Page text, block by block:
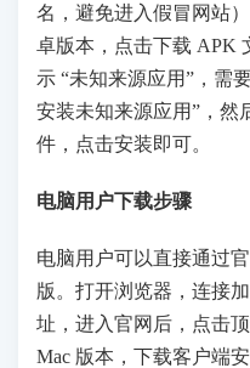
名，避免进入假冒网站
卓版本，点击下载 APK
示 “未知来源应用”，需
安装未知来源应用”，然
件，点击安装即可。
电脑用户下载步骤
电脑用户可以直接通过
版。打开浏览器，连接
址，进入官网后，点击
Mac 版本，下载客户端